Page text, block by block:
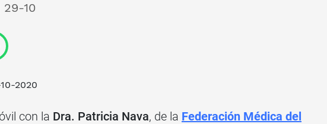
29-10
2020
con la Dra. Patricia Nava, de la Federación Médica del